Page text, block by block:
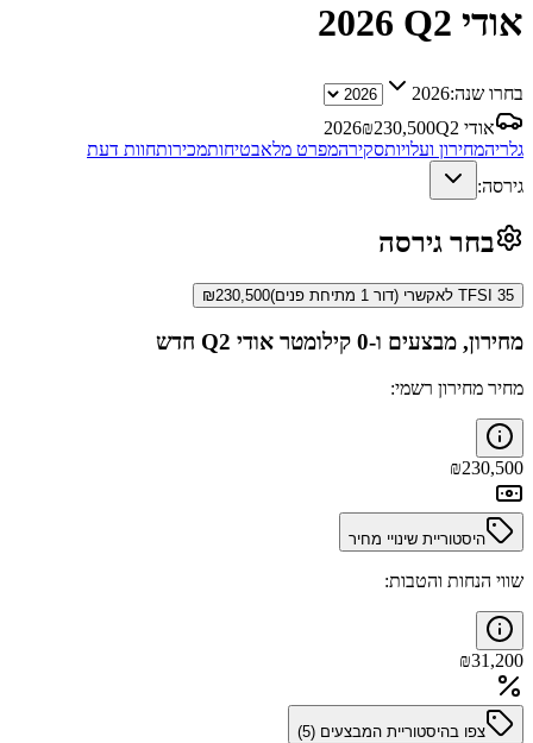
אודי Q2 2026
בחרו שנה:2026
אודי Q2
2026₪230,500
גלריהמחירון ועלויותסקירהמפרט מלאבטיחותמכירותחוות דעת
גירסה:
בחר גירסה
35 TFSI לאקשרי (דור 1 מתיחת פנים) ₪230,500
מחירון, מבצעים ו-0 קילומטר אודי Q2 חדש
מחיר מחירון רשמי:
₪230,500
היסטוריית שינויי מחיר
שווי הנחות והטבות:
₪31,200
צפו בהיסטוריית המבצעים (5
)